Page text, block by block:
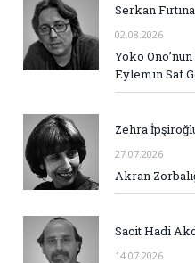
Serkan Fırtına
02.08.2026
Yoko
Eylemin Saf
Zehra
27.07.2026
Akran
Sacit Hadi
14.07.2026